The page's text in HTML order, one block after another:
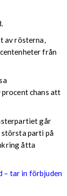
av rösterna,
från
chans att
går
största parti på
åtta
– tar in förbjuden